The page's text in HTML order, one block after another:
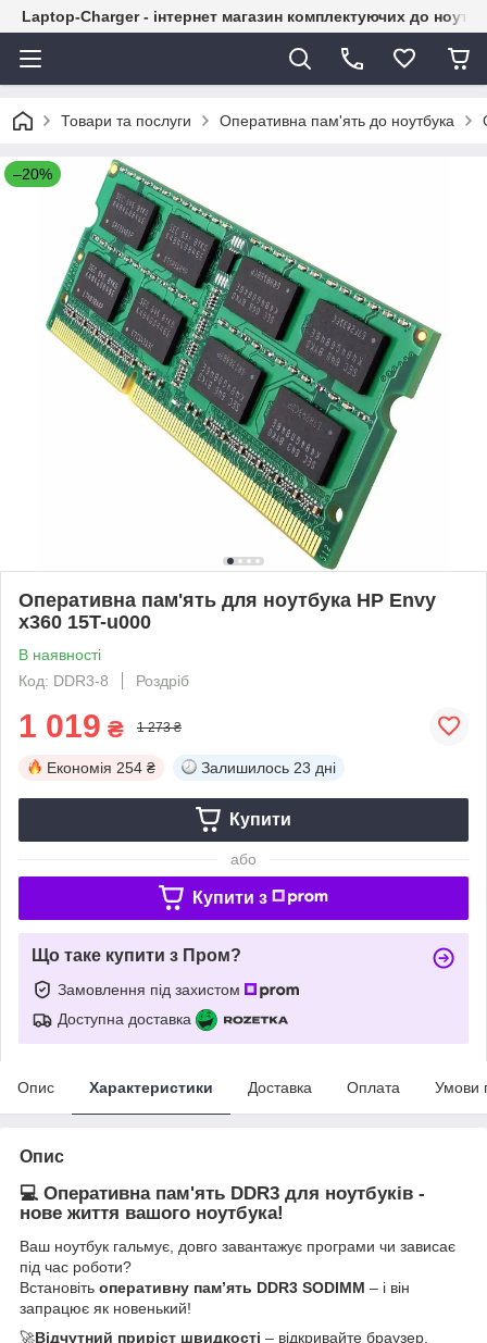
Laptop-Charger - інтернет магазин комплектуючих до
Товари та послуги Оперативна пам'ять до ноутбука
–20%
Оперативна пам'ять для ноутбука HP Envy
x360 15T-u000
В наявності
Код: DDR3-8
Роздріб
1 019 ₴ 1 273 ₴
Економія 254 ₴ Залишилось 23 дні
Купити
або
Купити з
Що таке купити з Пром?
Замовлення під захистом
Доступна доставка
Опис Характеристики Доставка Оплата Умови
Опис
💻 Оперативна пам'ять DDR3 для ноутбуків -
нове життя вашого ноутбука!
Ваш ноутбук гальмує, довго завантажує програми чи зависає
під час роботи?
Встановіть оперативну пам’ять DDR3 SODIMM – і він
запрацює як новенький!
🚀Відчутний приріст швидкості – відкривайте браузер,